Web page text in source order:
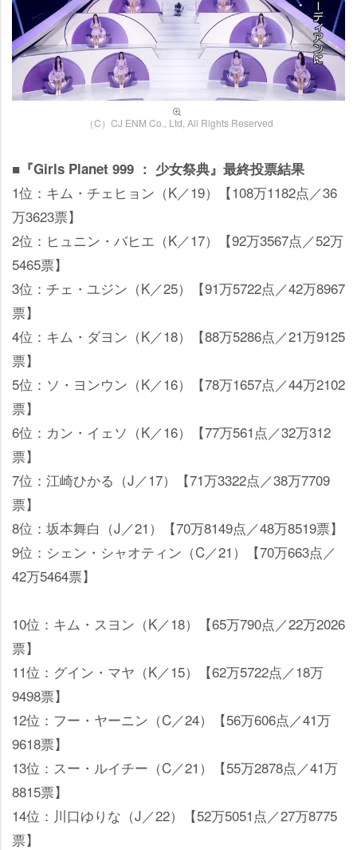
（C）CJ ENM Co., Ltd, All Rights Reserved
■『Girls Planet 999 ： 少女祭典』最終投票結果
1位：キム・チェヒョン（K／19）【108万1182点／36
万3623票】
2位：ヒュニン・バヒエ（K／17）【92万3567点／52万
5465票】
3位：チェ・ユジン（K／25）【91万5722点／42万8967
票】
4位：キム・ダヨン（K／18）【88万5286点／21万9125
票】
5位：ソ・ヨンウン（K／16）【78万1657点／44万2102
票】
6位：カン・イェソ（K／16）【77万561点／32万312
票】
7位：江崎ひかる（J／17）【71万3322点／38万7709
票】
8位：坂本舞白（J／21）【70万8149点／48万8519票】
9位：シェン・シャオティン（C／21）【70万663点／
42万5464票】
10位：キム・スヨン（K／18）【65万790点／22万2026
票】
11位：グイン・マヤ（K／15）【62万5722点／18万
9498票】
12位：フー・ヤーニン（C／24）【56万606点／41万
9618票】
13位：スー・ルイチー（C／21）【55万2878点／41万
8815票】
14位：川口ゆりな（J／22）【52万5051点／27万8775
票】